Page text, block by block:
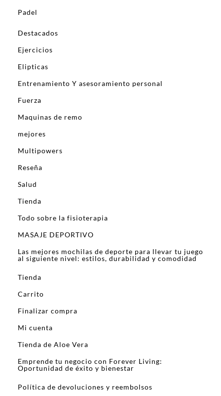
Padel
Destacados
Ejercicios
Elipticas
Entrenamiento Y asesoramiento personal
Fuerza
Maquinas de remo
mejores
Multipowers
Reseña
Salud
Tienda
Todo sobre la fisioterapia
MASAJE DEPORTIVO
Las mejores mochilas de deporte para llevar tu juego
al siguiente nivel: estilos, durabilidad y comodidad
Tienda
Carrito
Finalizar compra
Mi cuenta
Tienda de Aloe Vera
Emprende tu negocio con Forever Living:
Oportunidad de éxito y bienestar
Política de devoluciones y reembolsos